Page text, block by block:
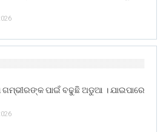
ପାଇଁ ବଢୁଛି ଅଡୁଆ । ଯାଇପାରେ